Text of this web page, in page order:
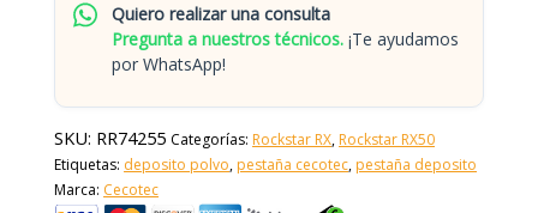
Quiero realizar una consulta
Pregunta a nuestros técnicos. ¡Te ayudamos
por WhatsApp!
SKU: RR74255 Categorías: Rockstar RX, Rockstar RX50
Etiquetas: deposito polvo, pestaña cecotec, pestaña deposito
Marca: Cecotec